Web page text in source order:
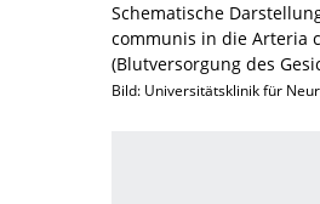
Schematische
communis in die Arteria
(Blutversorgung des
Bild: Universitätsklinik für